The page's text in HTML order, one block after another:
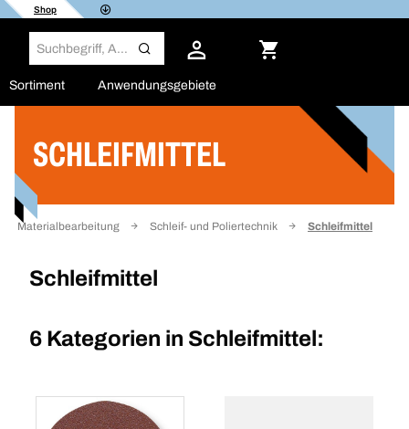
Shop
Sortiment Anwendungsgebiete
SCHLEIFMITTEL
Materialbearbeitung Schleif- und Poliertechnik Schleifmittel
Schleifmittel
6 Kategorien in Schleifmittel:
Filter